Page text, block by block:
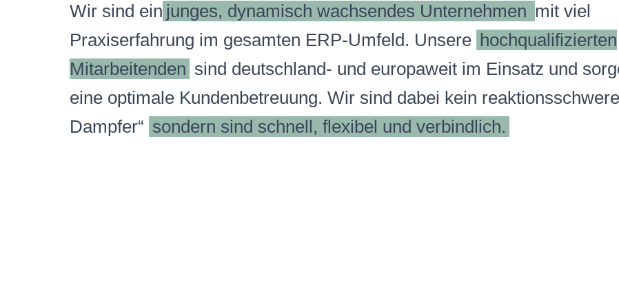
Wir sind ein junges, dynamisch wachsendes Unternehmen mit viel
Praxiserfahrung im gesamten ERP-Umfeld. Unsere hochqualifizierten
Mitarbeitenden sind deutschland- und europaweit im Einsatz und
eine optimale Kundenbetreuung. Wir sind dabei kein
Dampfer“ sondern sind schnell, flexibel und verbindlich.